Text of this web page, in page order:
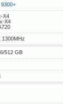
X4
X4
1300MHz
512 GB